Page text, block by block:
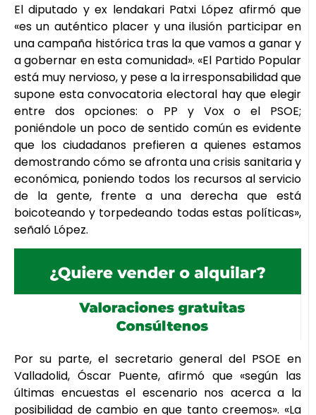
El diputado y ex lendakari Patxi López afirmó que
«es un auténtico placer y una ilusión participar en
una campaña histórica tras la que vamos a ganar y
a gobernar en esta comunidad». «El Partido Popular
está muy nervioso, y pese a la irresponsabilidad que
supone esta convocatoria electoral hay que elegir
entre dos opciones: o PP y Vox o el PSOE;
poniéndole un poco de sentido común es evidente
que los ciudadanos prefieren a quienes estamos
demostrando cómo se afronta una crisis sanitaria y
económica, poniendo todos los recursos al servicio
de la gente, frente a una derecha que está
boicoteando y torpedeando todas estas políticas»,
señaló López.
Por su parte, el secretario general del PSOE en
Valladolid, Óscar Puente, afirmó que «según las
últimas encuestas el escenario nos acerca a la
posibilidad de cambio en que tanto creemos». «La